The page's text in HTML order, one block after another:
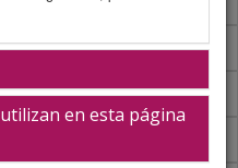
en esta página